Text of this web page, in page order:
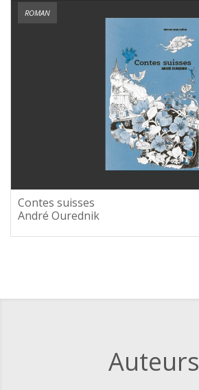
ROMAN
Contes suisses
André Ourednik
Auteurs